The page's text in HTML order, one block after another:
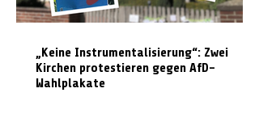
„Keine Instrumentalisierung“: Zwei
Kirchen protestieren gegen AfD-
Wahlplakate